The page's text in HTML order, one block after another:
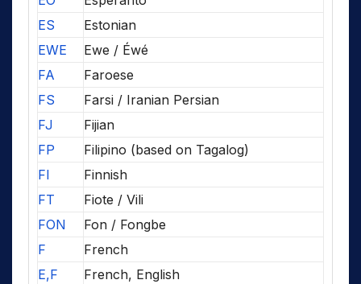
ES
Estonian
EWE
Ewe / Éwé
FA
Faroese
FS
Farsi / Iranian Persian
FJ
Fijian
FP
Filipino (based on Tagalog)
FI
Finnish
FT
Fiote / Vili
FON
Fon / Fongbe
F
French
E,F
French, English